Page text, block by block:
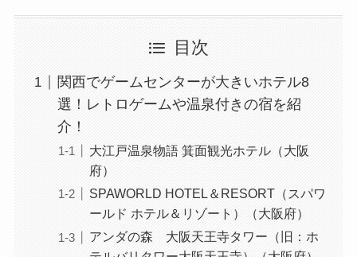
目次
関西でゲームセンターが大きいホテル8
選！レトロゲームや温泉付きの宿を紹
介！
大江戸温泉物語 箕面観光ホテル（大阪
府）
SPAWORLD HOTEL＆RESORT（スパワ
ールド ホテル＆リゾート）（大阪府）
アンダの森 大阪天王寺タワー（旧：ホ